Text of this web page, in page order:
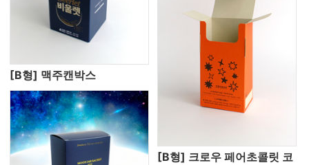
[B형] 맥주캔박스
[B형] 크로우 페어초콜릿 코